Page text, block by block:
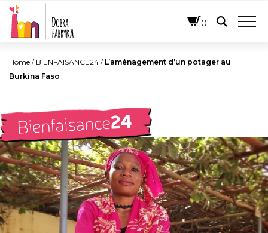
0
Home / BIENFAISANCE24 / L’aménagement d’un potager au
Burkina Faso